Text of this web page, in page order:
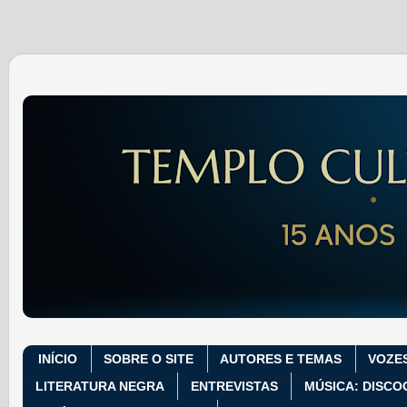
INÍCIO SOBRE O SITE AUTORES E TEMAS
LITERATURA NEGRA
ENTREVISTAS
MÚSICA: